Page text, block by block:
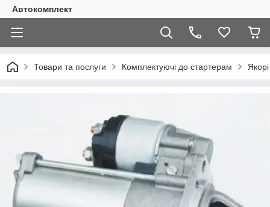
Автокомплект
Товари та послуги Комплектуючі до стартерам Якорі